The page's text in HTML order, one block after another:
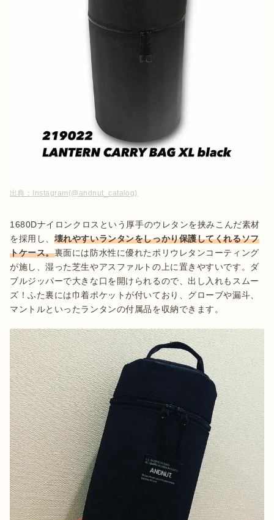
出典： Instagram(@andnut_catalog)
1680Dナイロンクロスという厚手のウレタンを挟みこんだ素材
を採用し、 壊れやすいランタンをしっかり保護してくれるソフ
トケース。裏面には防水性に優れたポリウレタンコーティング
が施し、湿った芝生やアスファルトの上に置きやすいです。ダ
ブルジッパーで大きな口を開けられるので、出し入れもスムー
ズ！ふた裏には巾着ポケットが付いており、グローブや漏斗、
マントルといったランタンの付属品を収納できます。